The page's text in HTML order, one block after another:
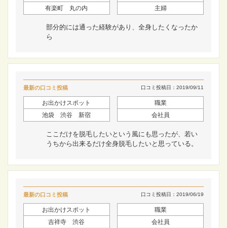
有楽町 丸の内
主婦
部分的には通った経験があり、全身したくなったか
ら
最新の口コミ投稿 口コミ投稿日：2019/09/11
お出かけスポット
池袋 渋谷 新宿
職業
会社員
ここだけを脱毛したいという風にも思ったが、若い
うちから出来るだけ全身脱毛したいと思っている。
最新の口コミ投稿 口コミ投稿日：2019/06/19
お出かけスポット
吉祥寺 渋谷
職業
会社員